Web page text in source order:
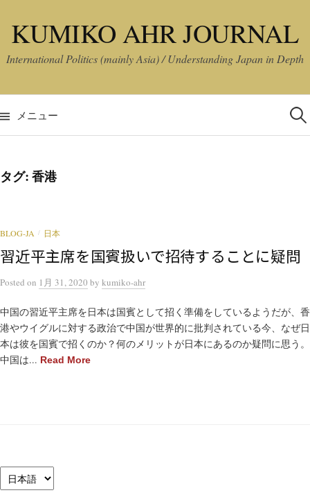
ン
ス
キ
プ
KUMIKO AHR JOURNAL
International Politics (mainly Asia) / Understanding Japan in Depth
メニュー
検
索:
タグ:香港
BLOG-JA / 日本
習近平主席を国賓扱いで招待することに疑問
Posted on 1月 31, 2020 by kumiko-ahr
中国の習近平主席を日本は国賓として招く準備をしているようだが、香
港やウイグルに対する政治で中国が世界的に批判されている今、なぜ日
本は彼を国賓で招くのか？何のメリットが日本にあるのか疑問に思う。
中国は... Read More
語